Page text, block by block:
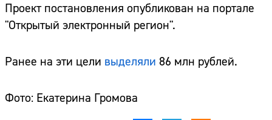
Проект постановления опубликован на портале
"Открытый электронный регион".
Ранее на эти цели выделяли 86 млн рублей.
Фото: Екатерина Громова